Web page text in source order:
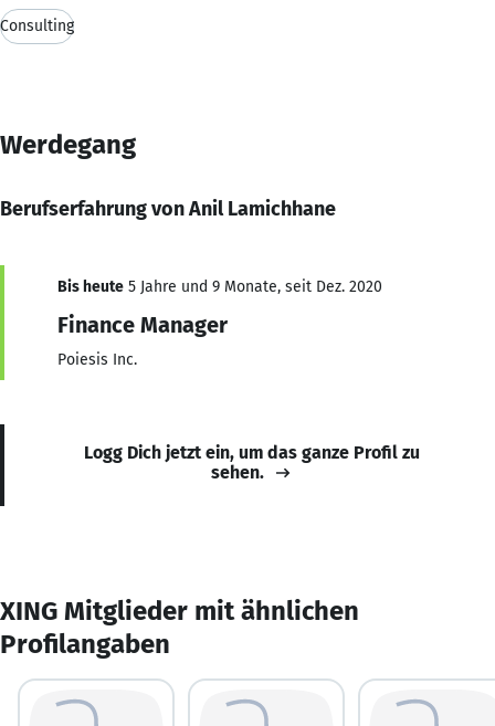
Consulting
Werdegang
Berufserfahrung von Anil Lamichhane
Bis heute 5 Jahre und 9 Monate, seit Dez. 2020
Finance Manager
Poiesis Inc.
Logg Dich jetzt ein, um das ganze Profil zu
sehen.
XING Mitglieder mit ähnlichen
Profilangaben